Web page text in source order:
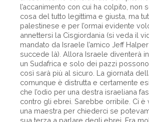
l’accanimento con cui ha colpito, non
cosa del tutto legittima e giusta, ma
palestinese e per l’ormai evidente
annettersi la Cisgiordania (si veda il
mandato da Israele l’amico Jeff
succede là). Allora Israele diventerà
un Sudafrica e solo dei pazzi
così sarà più al sicuro. La giornata
comunque è distrutta e certamente
che l’odio per una destra israeliana
contro gli ebrei. Sarebbe orribile. Ci è
una maestra per chiederci se
sua terza a parlare degli ebrei. Era